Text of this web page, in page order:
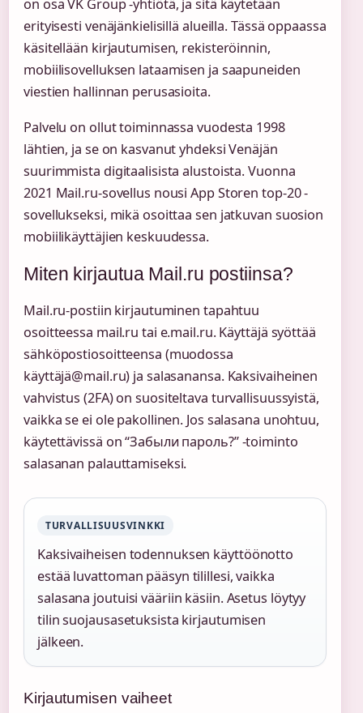
on osa VK Group -yhtiötä, ja sitä käytetään
erityisesti venäjänkielisillä alueilla. Tässä oppaassa
käsitellään kirjautumisen, rekisteröinnin,
mobiilisovelluksen lataamisen ja saapuneiden
viestien hallinnan perusasioita.
Palvelu on ollut toiminnassa vuodesta 1998
lähtien, ja se on kasvanut yhdeksi Venäjän
suurimmista digitaalisista alustoista. Vuonna
2021 Mail.ru-sovellus nousi App Storen top-20 -
sovellukseksi, mikä osoittaa sen jatkuvan suosion
mobiilikäyttäjien keskuudessa.
Miten kirjautua Mail.ru postiinsa?
Mail.ru-postiin kirjautuminen tapahtuu
osoitteessa mail.ru tai e.mail.ru. Käyttäjä syöttää
sähköpostiosoitteensa (muodossa
käyttäjä@mail.ru) ja salasanansa. Kaksivaiheinen
vahvistus (2FA) on suositeltava turvallisuussyistä,
vaikka se ei ole pakollinen. Jos salasana unohtuu,
käytettävissä on “Забыли пароль?” -toiminto
salasanan palauttamiseksi.
TURVALLISUUSVINKKI
Kaksivaiheisen todennuksen käyttöönotto
estää luvattoman pääsyn tilillesi, vaikka
salasana joutuisi vääriin käsiin. Asetus löytyy
tilin suojausasetuksista kirjautumisen
jälkeen.
Kirjautumisen vaiheet